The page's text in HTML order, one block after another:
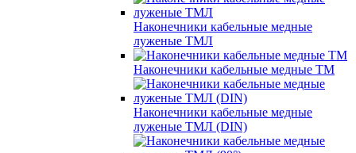
Наконечники кабельные медные
луженые ТМЛ
Наконечники кабельные медные ТМ
Наконечники кабельные медные
луженые ТМЛ (DIN)